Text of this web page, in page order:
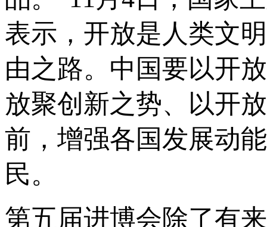
表示，开放是人类文
由之路。中国要以开
放聚创新之势、以开
前，增强各国发展动
民。
第五届进博会除了有